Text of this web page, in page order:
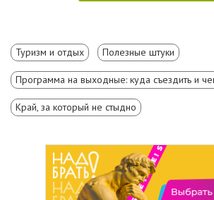
Туризм и отдых Полезные штуки
Программа на выходные: куда съездить и
Край, за который не стыдно